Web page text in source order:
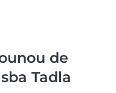
de
Tadla